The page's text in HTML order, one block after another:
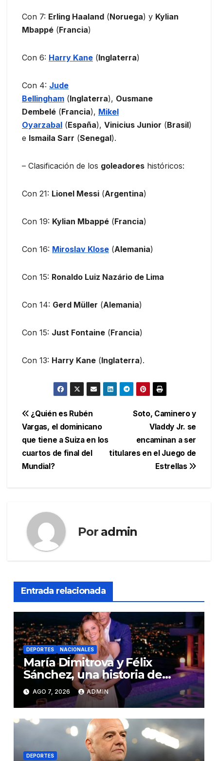
Con 7: Erling Haaland (Noruega) y Kylian
Mbappé (Francia)
Con 6: Harry Kane (Inglaterra)
Con 4: Jude
Bellingham (Inglaterra), Ousmane
Dembelé (Francia), Mikel
Oyarzabal (España), Vinicius Junior (Brasil)
e Ismaila Sarr (Senegal).
– Clasificación de los goleadores históricos:
Con 21: Lionel Messi (Argentina)
Con 19: Kylian Mbappé (Francia)
Con 16: Miroslav Klose (Alemania)
Con 15: Ronaldo Luiz Nazário de Lima
Con 14: Gerd Müller (Alemania)
Con 15: Just Fontaine (Francia)
Con 13: Harry Kane (Inglaterra).
Navegación
de
entradas
Soto, Caminero y
Vladdy Jr. se
encaminan a ser
titulares en el Juego de
Estrellas
¿Quién es Rubén
Vargas, el dominicano
que tiene a Suiza en los
cuartos de final del
Mundial?
Por admin
Entrada relacionada
DEPORTES NACIONALES
María Dimitrova y Félix
Sánchez, una historia de
amor escrita con medallas de
oro
AGO 7, 2026 ADMIN
DEPORTES